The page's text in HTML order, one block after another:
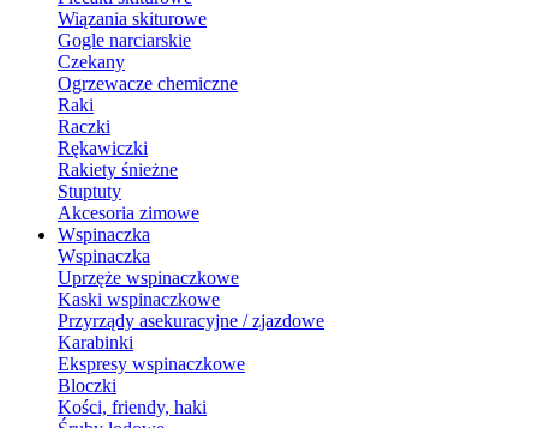
Wiązania skiturowe
Gogle narciarskie
Czekany
Ogrzewacze chemiczne
Raki
Raczki
Rękawiczki
Rakiety śnieżne
Stuptuty
Akcesoria zimowe
Wspinaczka
Wspinaczka
Uprzęże wspinaczkowe
Kaski wspinaczkowe
Przyrządy asekuracyjne / zjazdowe
Karabinki
Ekspresy wspinaczkowe
Bloczki
Kości, friendy, haki